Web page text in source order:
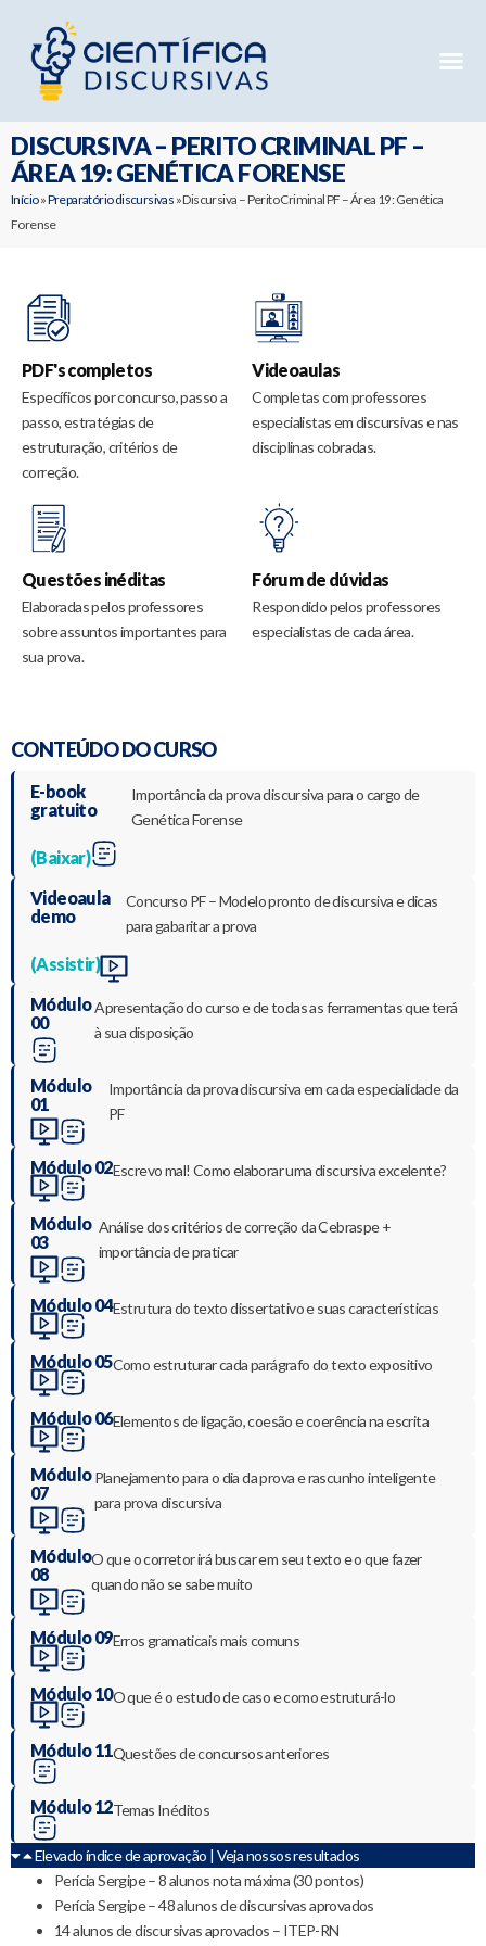
DISCURSIVA – PERITO CRIMINAL PF –
ÁREA 19: GENÉTICA FORENSE
Início»Preparatório discursivas »Discursiva – Perito Criminal PF – Área 19: Genética
Forense
PDF's completos
Específicos por concurso, passo a
passo, estratégias de
estruturação, critérios de
correção.
Videoaulas
Completas com professores
especialistas em discursivas e nas
disciplinas cobradas.
Questões inéditas
Elaboradas pelos professores
sobre assuntos importantes para
sua prova.
Fórum de dúvidas
Respondido pelos professores
especialistas de cada área.
CONTEÚDO DO CURSO
E-book
gratuito
Importância da prova discursiva para o cargo de
Genética Forense
(Baixar)
Videoaula
demo
Concurso PF – Modelo pronto de discursiva e dicas
para gabaritar a prova
(Assistir)
Módulo
00
Apresentação do curso e de todas as ferramentas que terá
à sua disposição
Módulo
01
Importância da prova discursiva em cada especialidade da
PF
Módulo 02Escrevo mal! Como elaborar uma discursiva excelente?
Módulo
03
Análise dos critérios de correção da Cebraspe +
importância de praticar
Módulo 04Estrutura do texto dissertativo e suas características
Módulo 05Como estruturar cada parágrafo do texto expositivo
Módulo 06Elementos de ligação, coesão e coerência na escrita
Módulo
07
Planejamento para o dia da prova e rascunho inteligente
para prova discursiva
Módulo
08
O que o corretor irá buscar em seu texto e o que fazer
quando não se sabe muito
Módulo 09Erros gramaticais mais comuns
Módulo 10O que é o estudo de caso e como estruturá-lo
Módulo 11Questões de concursos anteriores
Módulo 12Temas Inéditos
Elevado índice de aprovação | Veja nossos resultados
Perícia Sergipe – 8 alunos nota máxima (30 pontos)
Perícia Sergipe – 48 alunos de discursivas aprovados
14 alunos de discursivas aprovados – ITEP-RN